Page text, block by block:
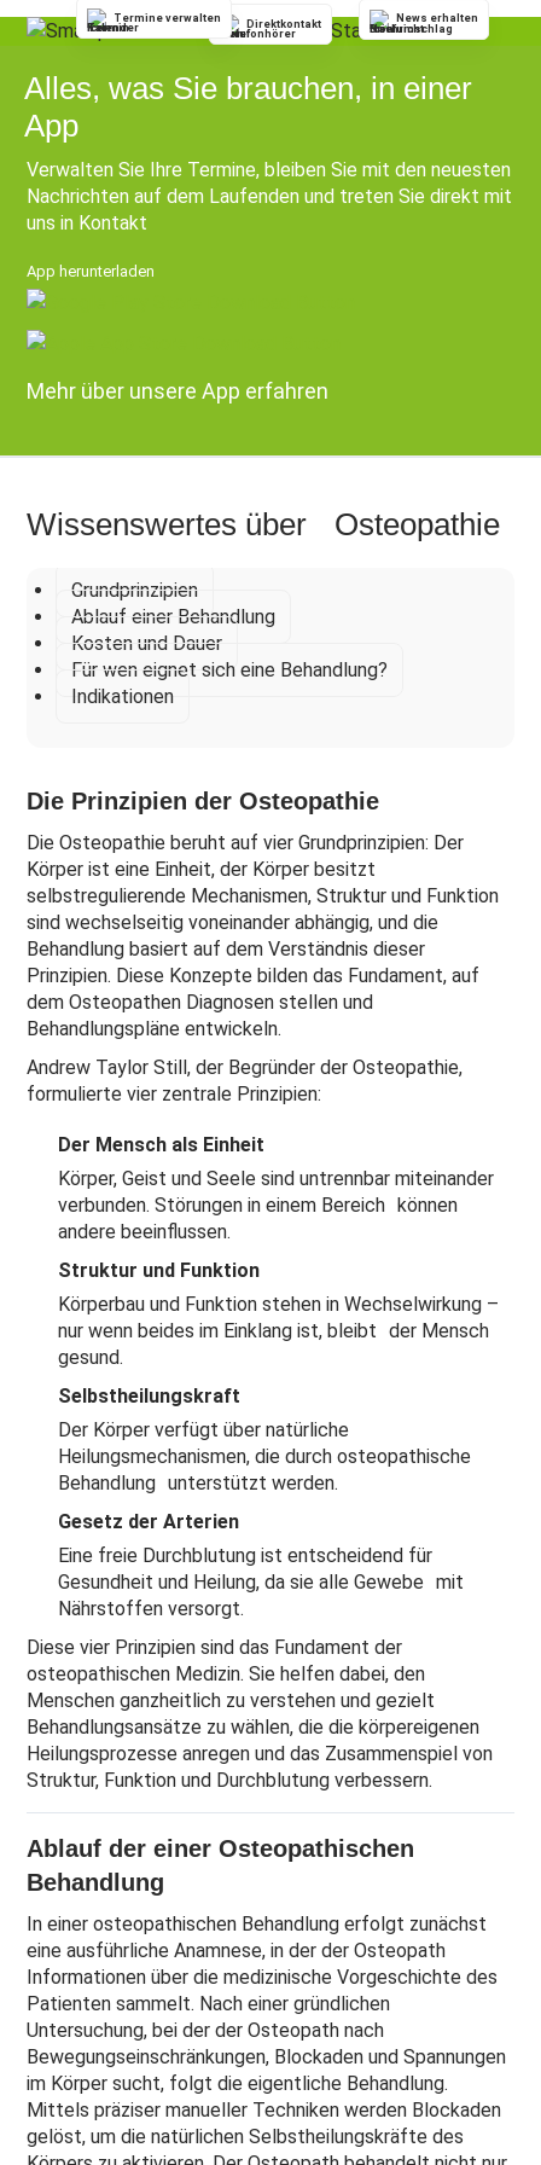
recommend.
Bedürfnisse
News erhalten
Direktkontakt
Termine verwalten
Alles, was Sie brauchen, in einer
App
Verwalten Sie Ihre Termine, bleiben Sie mit den neuesten
Nachrichten auf dem Laufenden und treten Sie direkt mit
uns in Kontakt
App herunterladen
Mehr über unsere App erfahren
Wissenswertes über Osteopathie
Grundprinzipien
Ablauf einer Behandlung
Kosten und Dauer
Für wen eignet sich eine Behandlung?
Indikationen
Die Prinzipien der Osteopathie
Die Osteopathie beruht auf vier Grundprinzipien: Der
Körper ist eine Einheit, der Körper besitzt
selbstregulierende Mechanismen, Struktur und Funktion
sind wechselseitig voneinander abhängig, und die
Behandlung basiert auf dem Verständnis dieser
Prinzipien. Diese Konzepte bilden das Fundament, auf
dem Osteopathen Diagnosen stellen und
Behandlungspläne entwickeln.
Andrew Taylor Still, der Begründer der Osteopathie,
formulierte vier zentrale Prinzipien:
Der Mensch als Einheit
Körper, Geist und Seele sind untrennbar miteinander
verbunden. Störungen in einem Bereich können
andere beeinflussen.
Struktur und Funktion
Körperbau und Funktion stehen in Wechselwirkung –
nur wenn beides im Einklang ist, bleibt der Mensch
gesund.
Selbstheilungskraft
Der Körper verfügt über natürliche
Heilungsmechanismen, die durch osteopathische
Behandlung unterstützt werden.
Gesetz der Arterien
Eine freie Durchblutung ist entscheidend für
Gesundheit und Heilung, da sie alle Gewebe mit
Nährstoffen versorgt.
Diese vier Prinzipien sind das Fundament der
osteopathischen Medizin. Sie helfen dabei, den
Menschen ganzheitlich zu verstehen und gezielt
Behandlungsansätze zu wählen, die die körpereigenen
Heilungsprozesse anregen und das Zusammenspiel von
Struktur, Funktion und Durchblutung verbessern.
Ablauf der einer Osteopathischen
Behandlung
In einer osteopathischen Behandlung erfolgt zunächst
eine ausführliche Anamnese, in der der Osteopath
Informationen über die medizinische Vorgeschichte des
Patienten sammelt. Nach einer gründlichen
Untersuchung, bei der der Osteopath nach
Bewegungseinschränkungen, Blockaden und Spannungen
im Körper sucht, folgt die eigentliche Behandlung.
Mittels präziser manueller Techniken werden Blockaden
gelöst, um die natürlichen Selbstheilungskräfte des